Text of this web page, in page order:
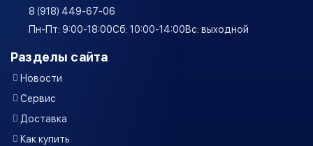
8 (918) 449-67-06
Пн-Пт: 9:00-18:00Сб: 10:00-14:00Вс: выходной
Разделы сайта
Новости
Сервис
Доставка
Как купить